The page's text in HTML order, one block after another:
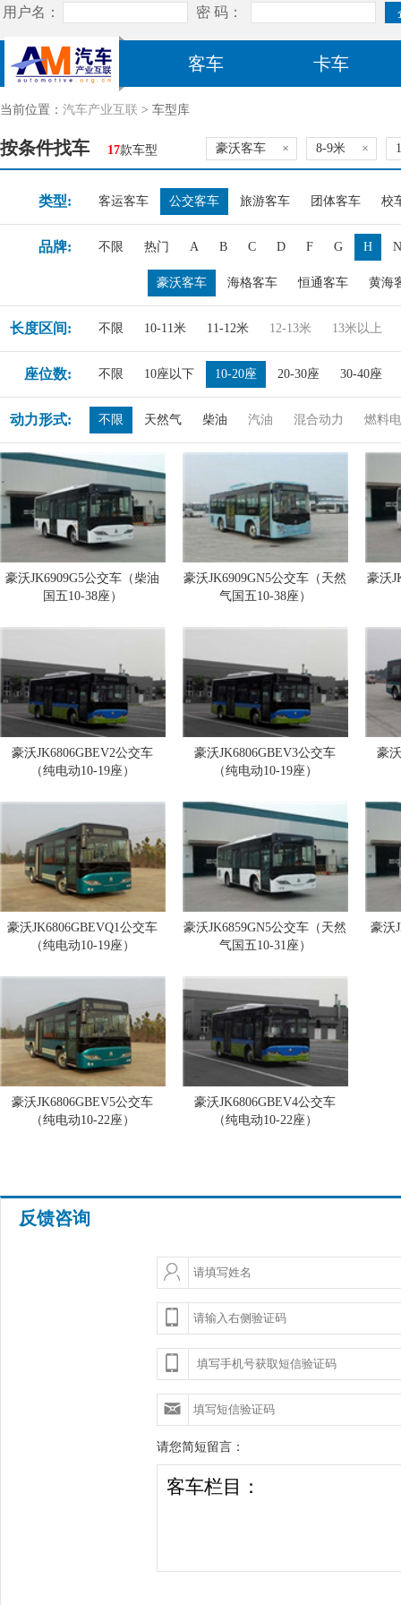
客车 卡车
当前位置： 汽车产业互联 > 车型库
按条件找车 17款车型 豪沃客车 × 8-9米 ×
类型: 客运客车 公交客车 旅游客车 团体客车 校
品牌: 不限 热门 A B C D F G H N
豪沃客车 海格客车 恒通客车 黄海
长度区间: 不限 10-11米 11-12米 12-13米 13米以上
座位数: 不限 10座以下 10-20座 20-30座 30-40座
动力形式: 不限 天然气 柴油 汽油 混合动力 燃料
豪沃JK6909G5公交车（柴油
国五10-38座）
豪沃JK6909GN5公交车（天然
气国五10-38座）
豪沃
豪沃JK6806GBEV2公交车
（纯电动10-19座）
豪沃JK6806GBEV3公交车
（纯电动10-19座）
豪
豪沃JK6806GBEVQ1公交车
（纯电动10-19座）
豪沃JK6859GN5公交车（天然
气国五10-31座）
豪沃
豪沃JK6806GBEV5公交车
（纯电动10-22座）
豪沃JK6806GBEV4公交车
（纯电动10-22座）
反馈咨询
请您简短留言：